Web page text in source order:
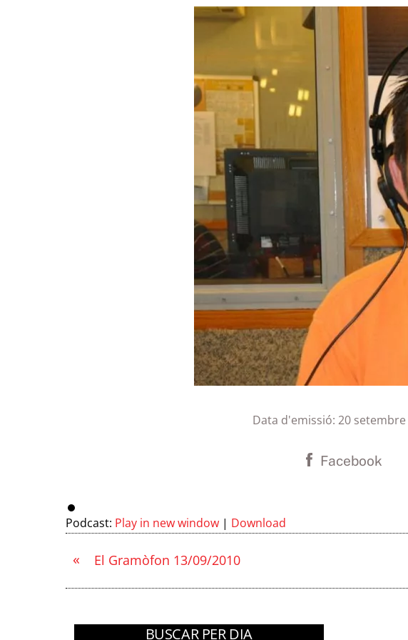
Data d'emissió:20 setembre
Facebook
Podcast: Play in new window | Download
« El Gramòfon 13/09/2010
BUSCAR PER DIA